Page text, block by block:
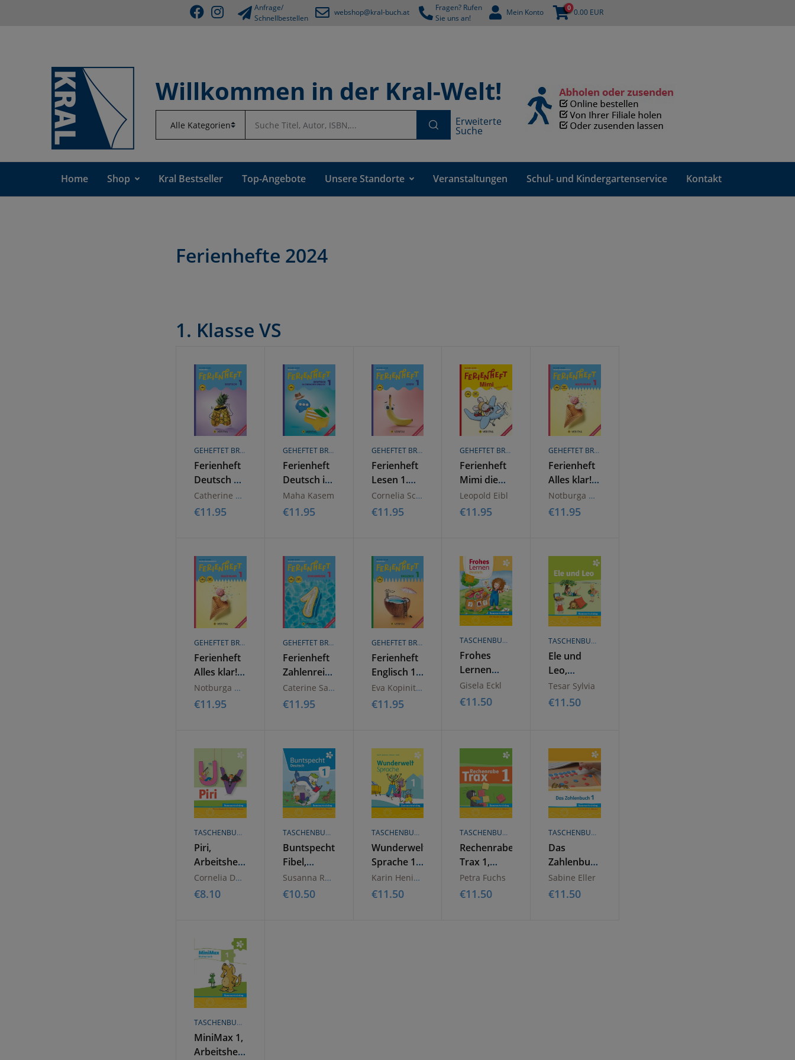
Anfrage/
Schnellbestellen
webshop@kral-buch.at
Fragen? Rufen
Sie uns an!
Mein Konto 0 0.00EUR
Willkommen in der Kral-Welt!
Erweiterte
Suche
Home Shop Kral Bestseller Top-Angebote Unsere Standorte Veranstaltungen Schul- und Kindergartenservice Kontakt
Ferienhefte 2024
1. Klasse VS
GEHEFTET BROSCHÜREN ODER HEFTE
Ferienheft
Deutsch 1.
Klasse
Volksschule.
Catherine Salomon
€11.95
GEHEFTET BROSCHÜREN ODER HEFTE
Ferienheft
Deutsch in
einfacher
Sprache. 1.
2023
Maha Kasem
€11.95
GEHEFTET BROSCHÜREN ODER HEFTE
Ferienheft
Lesen 1.
Klasse
Volksschule.
Cornelia Scholtes
€11.95
GEHEFTET BROSCHÜREN ODER HEFTE
Ferienheft
Mimi die
Lesemaus.
1. Klasse
Leopold Eibl
€11.95
GEHEFTET BROSCHÜREN ODER HEFTE
Ferienheft
Alles klar!
1. Klasse
Volksschule.
Notburga Grosser
€11.95
GEHEFTET BROSCHÜREN ODER HEFTE
Ferienheft
Alles klar!
1. Klasse
Volksschule.
Notburga Grosser
€11.95
GEHEFTET BROSCHÜREN ODER HEFTE
Ferienheft
Zahlenreise
1. Klasse
Volksschule.
Caterine Salomon
€11.95
GEHEFTET BROSCHÜREN ODER HEFTE
Ferienheft
Englisch 1.
Klasse
Volksschule.
Eva Kopinitsch
€11.95
TASCHENBUCH
Frohes
Lernen
Deutsch,
Arbeitsheft
Gisela Eckl
€11.50
TASCHENBUCH
Ele und
Leo,
Arbeitsheft
Sommertraining
Tesar Sylvia
€11.50
TASCHENBUCH
Piri,
Arbeitsheft
Sommertraining
Cornelia Donth-Schäffer
€8.10
TASCHENBUCH
Buntspecht
Fibel,
Arbeitsheft
Sommertraining
Susanna Roider-Schneider Karin Döring
€10.50
TASCHENBUCH
Wunderwelt
Sprache 1,
Arbeitsheft
Sommertraining
Karin Henickl
€11.50
TASCHENBUCH
Rechenrabe
Trax 1,
Arbeitsheft
Sommertraining
Petra Fuchs
€11.50
TASCHENBUCH
Das
Zahlenbuch
1.
Sommertraining,
Sabine Eller
€11.50
TASCHENBUCH
MiniMax 1,
Arbeitsheft